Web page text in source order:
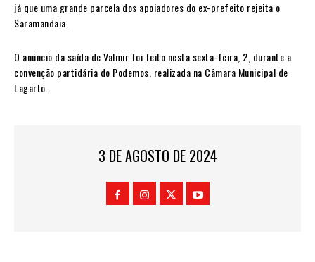
já que uma grande parcela dos apoiadores do ex-prefeito rejeita o
Saramandaia.
O anúncio da saída de Valmir foi feito nesta sexta-feira, 2, durante a
convenção partidária do Podemos, realizada na Câmara Municipal de
Lagarto.
3 DE AGOSTO DE 2024